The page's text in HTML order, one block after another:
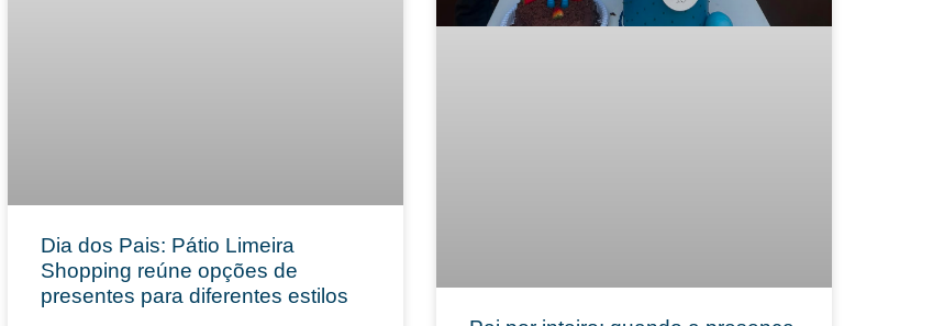
Dia dos Pais: Pátio Limeira
Shopping reúne opções de
presentes para diferentes estilos